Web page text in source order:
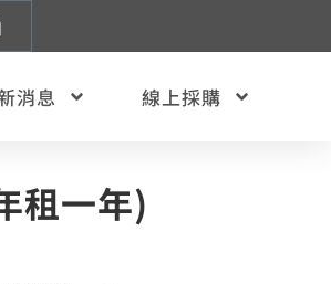
消息 線上採購
租一年)